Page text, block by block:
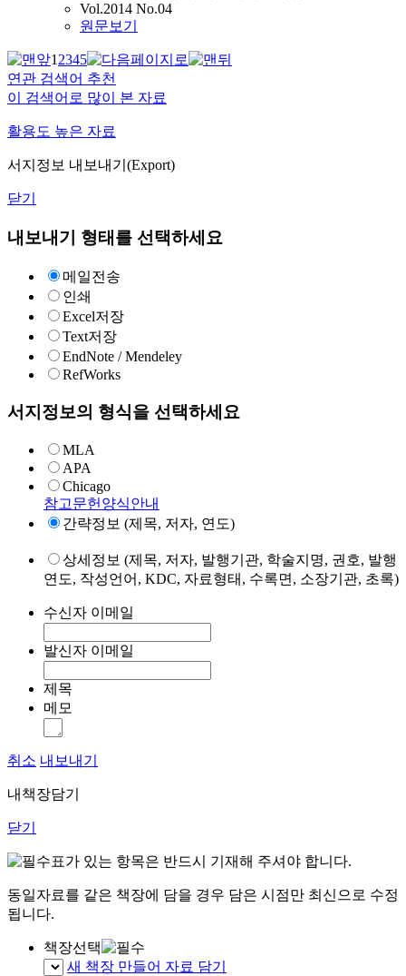
Vol.2014 No.04
원문보기
12345
연관 검색어 추천
이 검색어로 많이 본 자료
활용도 높은 자료
서지정보 내보내기(Export)
닫기
내보내기 형태를 선택하세요
메일전송
인쇄
Excel저장
Text저장
EndNote / Mendeley
RefWorks
서지정보의 형식을 선택하세요
MLA
APA
Chicago
참고문헌양식안내
간략정보 (제목, 저자, 연도)
상세정보 (제목, 저자, 발행기관, 학술지명, 권호, 발행
연도, 작성언어, KDC, 자료형태, 수록면, 소장기관, 초록)
수신자 이메일
발신자 이메일
제목
메모
취소 내보내기
내책장담기
닫기
표가 있는 항목은 반드시 기재해 주셔야 합니다.
동일자료를 같은 책장에 담을 경우 담은 시점만 최신으로 수정
됩니다.
책장선택
새 책장 만들어 자료 담기